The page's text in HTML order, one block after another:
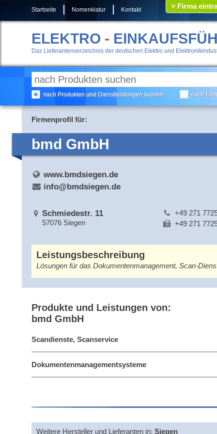
Startseite Nomenklatur Kontakt Firma
ELEKTRO -
Das Lieferantenverzeichnis der deutschen Elektro und
nach Produkten und Dienstleistungen suchen nach
Firmenprofil für:
bmd GmbH
www.bmdsiegen.de
info@bmdsiegen.de
Schmiedestr. 11
57076 Siegen
+49 271
+49 271
Leistungsbeschreibung
Lösungen für das Dokumentenmanagement, Scan-
Produkte und Leistungen von:
bmd GmbH
Scandienste, Scanservice
Dokumentenmanagementsysteme
Weitere Hersteller und Lieferanten in: Siegen